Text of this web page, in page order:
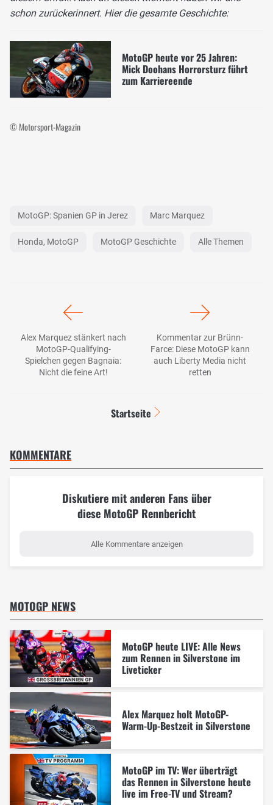
schon zurückerinnert. Hier die gesamte Geschichte:
MotoGP heute vor 25 Jahren:
Mick Doohans Horrorsturz führt
zum Karriereende
© Motorsport-Magazin
MotoGP: Spanien GP in Jerez Marc Marquez
Honda, MotoGP MotoGP Geschichte Alle Themen
Alex Marquez stänkert nach
MotoGP-Qualifying-
Spielchen gegen Bagnaia:
Nicht die feine Art!
Kommentar zur Brünn-
Farce: Diese MotoGP kann
auch Liberty Media nicht
retten
Startseite
KOMMENTARE
Diskutiere mit anderen Fans über
diese MotoGP Rennbericht
Alle Kommentare anzeigen
MOTOGP NEWS
MotoGP heute LIVE: Alle News
zum Rennen in Silverstone im
Liveticker
Alex Marquez holt MotoGP-
Warm-Up-Bestzeit in Silverstone
MotoGP im TV: Wer überträgt
das Rennen in Silverstone heute
live im Free-TV und Stream?